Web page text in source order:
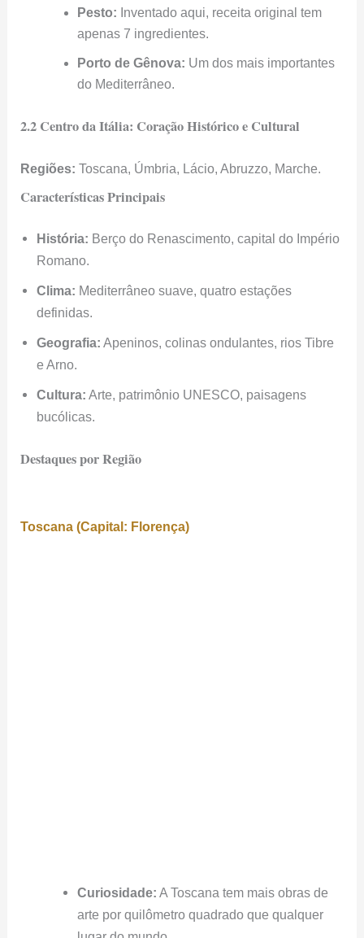
Pesto: Inventado aqui, receita original tem
apenas 7 ingredientes.
Porto de Gênova: Um dos mais importantes
do Mediterrâneo.
2.2 Centro da Itália: Coração Histórico e Cultural
Regiões: Toscana, Úmbria, Lácio, Abruzzo, Marche.
Características Principais
História: Berço do Renascimento, capital do Império
Romano.
Clima: Mediterrâneo suave, quatro estações
definidas.
Geografia: Apeninos, colinas ondulantes, rios Tibre
e Arno.
Cultura: Arte, patrimônio UNESCO, paisagens
bucólicas.
Destaques por Região
Toscana (Capital: Florença)
Curiosidade: A Toscana tem mais obras de
arte por quilômetro quadrado que qualquer